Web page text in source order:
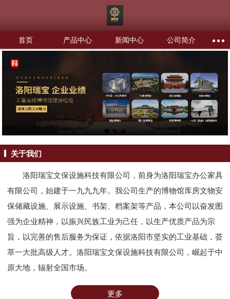
首页 产品中心 新闻中心 公司简介
关于我们
洛阳瑞宝文保设施科技有限公司，前身为洛阳瑞宝办公家具
有限公司，始建于一九九九年。我公司生产的博物馆库房文物安
保储藏设施、展示设施、书架、档案架等产品，本公司以奋发图
强为企业精神，以振兴民族工业为己任，以生产优质产品为宗
旨，以完善的售后服务为保证，依据洛阳市坚实的工业基础，荟
萃一大批高级人才。洛阳瑞宝文保设施科技有限公司，崛起于中
原大地，辐射全国市场。
更多